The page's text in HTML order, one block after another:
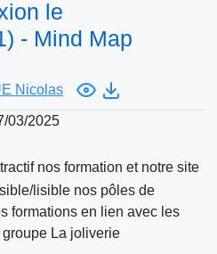
le
- Mind Map
Nicolas
03/2025
nos formation et notre site
lisible nos pôles de
formations en lien avec les
La joliverie